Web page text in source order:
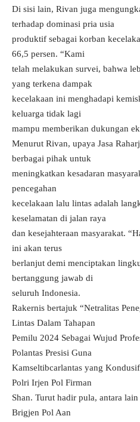
Di sisi lain, Rivan juga
terhadap dominasi pria usia
produktif sebagai korban
66,5 persen. “Kami
telah melakukan survei, bahwa
yang terkena dampak
kecelakaan ini menghadapi
keluarga tidak lagi
mampu memberikan dukungan
Menurut Rivan, upaya Jasa
berbagai pihak untuk
meningkatkan kesadaran
pencegahan
kecelakaan lalu lintas adalah
keselamatan di jalan raya
dan kesejahteraan masyarakat.
ini akan terus
berlanjut demi menciptakan
bertanggung jawab di
seluruh Indonesia.
Rakernis bertajuk “Netralitas
Lintas Dalam Tahapan
Pemilu 2024 Sebagai Wujud
Polantas Presisi Guna
Kamseltibcarlantas yang
Polri Irjen Pol Firman
Shan. Turut hadir pula, antara
Brigjen Pol Aan